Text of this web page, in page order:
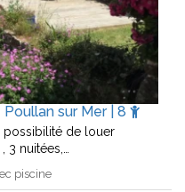
sur Mer | 8
possibilité de louer
nuitées,…
piscine